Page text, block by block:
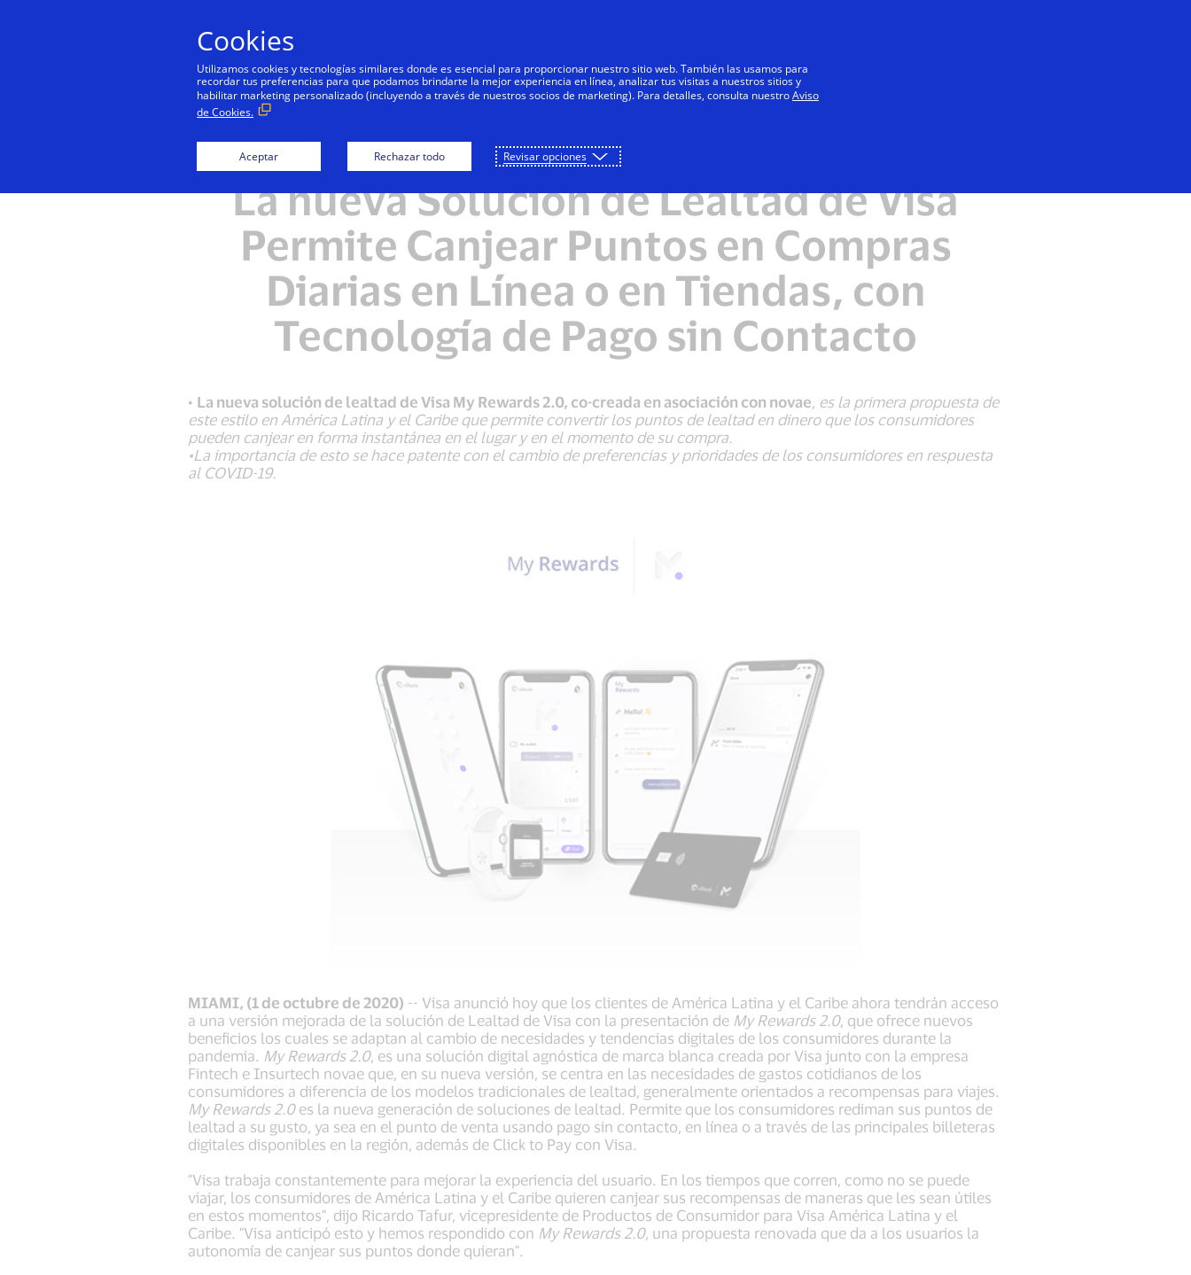
Personas Negocios Innovadores Todos
NOTAS DE PRENSA
La nueva Solución de Lealtad de Visa
Permite Canjear Puntos en Compras
Diarias en Línea o en Tiendas, con
Tecnología de Pago sin Contacto
• La nueva solución de lealtad de Visa My Rewards 2.0, co-creada en asociación con novae, es la primera propuesta de
este estilo en América Latina y el Caribe que permite convertir los puntos de lealtad en dinero que los consumidores
pueden canjear en forma instantánea en el lugar y en el momento de su compra.
•La importancia de esto se hace patente con el cambio de preferencias y prioridades de los consumidores en respuesta
al COVID-19.
MIAMI, (1 de octubre de 2020) -- Visa anunció hoy que los clientes de América Latina y el Caribe ahora tendrán acceso
a una versión mejorada de la solución de Lealtad de Visa con la presentación de My Rewards 2.0, que ofrece nuevos
beneficios los cuales se adaptan al cambio de necesidades y tendencias digitales de los consumidores durante la
pandemia. My Rewards 2.0, es una solución digital agnóstica de marca blanca creada por Visa junto con la empresa
Fintech e Insurtech novae que, en su nueva versión, se centra en las necesidades de gastos cotidianos de los
consumidores a diferencia de los modelos tradicionales de lealtad, generalmente orientados a recompensas para viajes.
My Rewards 2.0es la nueva generación de soluciones de lealtad. Permite que los consumidores rediman sus puntos de
lealtad a su gusto, ya sea en el punto de venta usando pago sin contacto, en línea o a través de las principales billeteras
digitales disponibles en la región, además de Click to Pay con Visa.
"Visa trabaja constantemente para mejorar la experiencia del usuario. En los tiempos que corren, como no se puede
viajar, los consumidores de América Latina y el Caribe quieren canjear sus recompensas de maneras que les sean útiles
en estos momentos", dijo Ricardo Tafur, vicepresidente de Productos de Consumidor para Visa América Latina y el
Caribe. "Visa anticipó esto y hemos respondido con My Rewards 2.0, una propuesta renovada que da a los usuarios la
autonomía de canjear sus puntos donde quieran".
Cookies
Utilizamos cookies y tecnologías similares donde es esencial para proporcionar nuestro sitio web. También las usamos para
recordar tus preferencias para que podamos brindarte la mejor experiencia en línea, analizar tus visitas a nuestros sitios y
habilitar marketing personalizado (incluyendo a través de nuestros socios de marketing). Para detalles, consulta nuestroAviso
de Cookies.
Aceptar Rechazar todo Revisar opciones